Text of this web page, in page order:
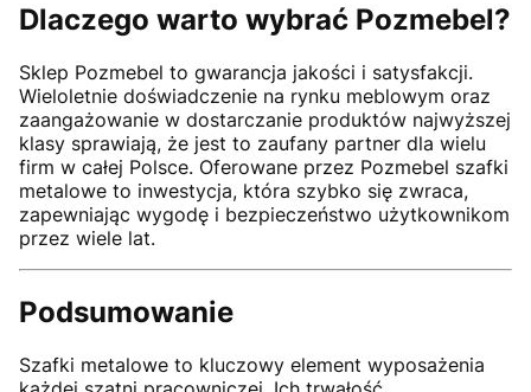
Dlaczego warto wybrać Pozmebel?
Sklep Pozmebel to gwarancja jakości i satysfakcji.
Wieloletnie doświadczenie na rynku meblowym oraz
zaangażowanie w dostarczanie produktów najwyższej
klasy sprawiają, że jest to zaufany partner dla wielu
firm w całej Polsce. Oferowane przez Pozmebel szafki
metalowe to inwestycja, która szybko się zwraca,
zapewniając wygodę i bezpieczeństwo użytkownikom
przez wiele lat.
Podsumowanie
Szafki metalowe to kluczowy element wyposażenia